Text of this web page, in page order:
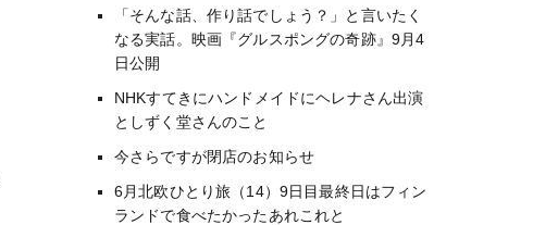
「そんな話、作り話でしょう？」と言いたく
なる実話。映画『グルスポングの奇跡』9月4
日公開
NHKすてきにハンドメイドにヘレナさん出演
としずく堂さんのこと
今さらですが閉店のお知らせ
6月北欧ひとり旅（14）9日目最終日はフィン
ランドで食べたかったあれこれと